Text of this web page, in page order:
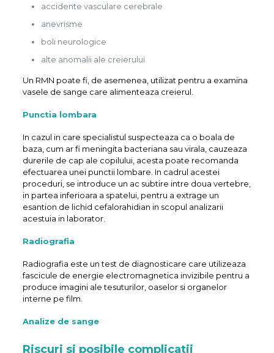
accidente vasculare cerebrale
anevrisme
boli neurologice
alte anomalii ale creierului
Un RMN poate fi, de asemenea, utilizat pentru a examina
vasele de sange care alimenteaza creierul.
Punctia lombara
In cazul in care specialistul suspecteaza ca o boala de
baza, cum ar fi meningita bacteriana sau virala, cauzeaza
durerile de cap ale copilului, acesta poate recomanda
efectuarea unei punctii lombare. In cadrul acestei
proceduri, se introduce un ac subtire intre doua vertebre,
in partea inferioara a spatelui, pentru a extrage un
esantion de lichid cefalorahidian in scopul analizarii
acestuia in laborator.
Radiografia
Radiografia este un test de diagnosticare care utilizeaza
fascicule de energie electromagnetica invizibile pentru a
produce imagini ale tesuturilor, oaselor si organelor
interne pe film.
Analize de sange
Riscuri si posibile complicatii